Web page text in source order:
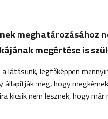
meghatározásához
megértése is
látásunk, legfőképpen
meg, hogy
kicsik nem lesznek, hogy